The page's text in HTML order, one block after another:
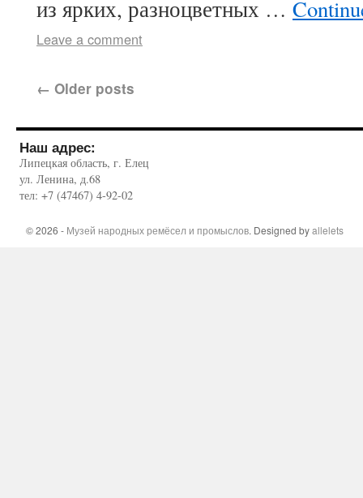
из ярких, разноцветных …
Leave a comment
← Older posts
Наш адрес:
Липецкая область, г. Елец
ул. Ленина, д.68
тел: +7 (47467) 4-92-02
© 2026 - Музей народных ремёсел и промыслов. Designed byallelets